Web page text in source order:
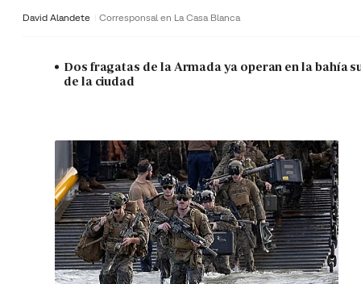
David Alandete Corresponsal en La Casa Blanca
Dos fragatas de la Armada ya operan en la bahía
de la ciudad